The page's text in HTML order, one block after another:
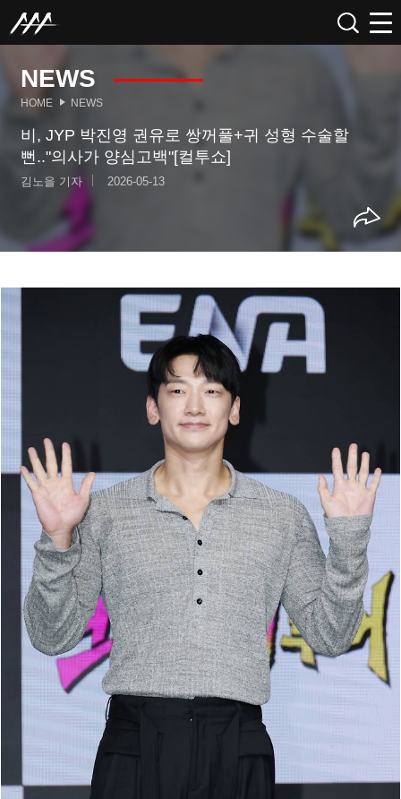
NEWS
HOME NEWS
비, JYP 박진영 권유로 쌍꺼풀+귀 성형 수술할
뻔.."의사가 양심고백"[컬투쇼]
김노을 기자 2026-05-13